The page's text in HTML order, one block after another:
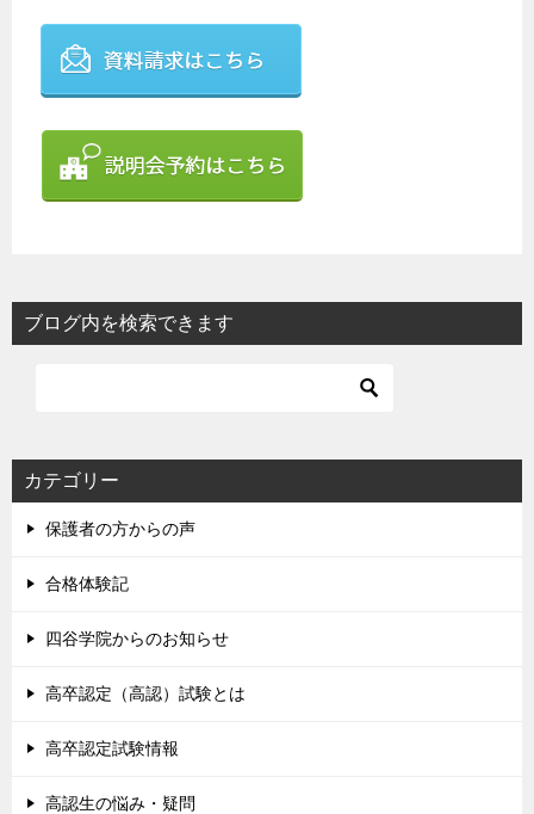
ブログ内を検索できます
カテゴリー
保護者の方からの声
合格体験記
四谷学院からのお知らせ
高卒認定（高認）試験とは
高卒認定試験情報
高認生の悩み・疑問